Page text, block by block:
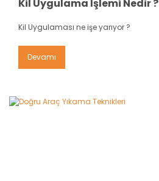
Kil Uygulama İşlemi Nedir ?
Kil Uygulaması ne işe yarıyor ?
Devamı